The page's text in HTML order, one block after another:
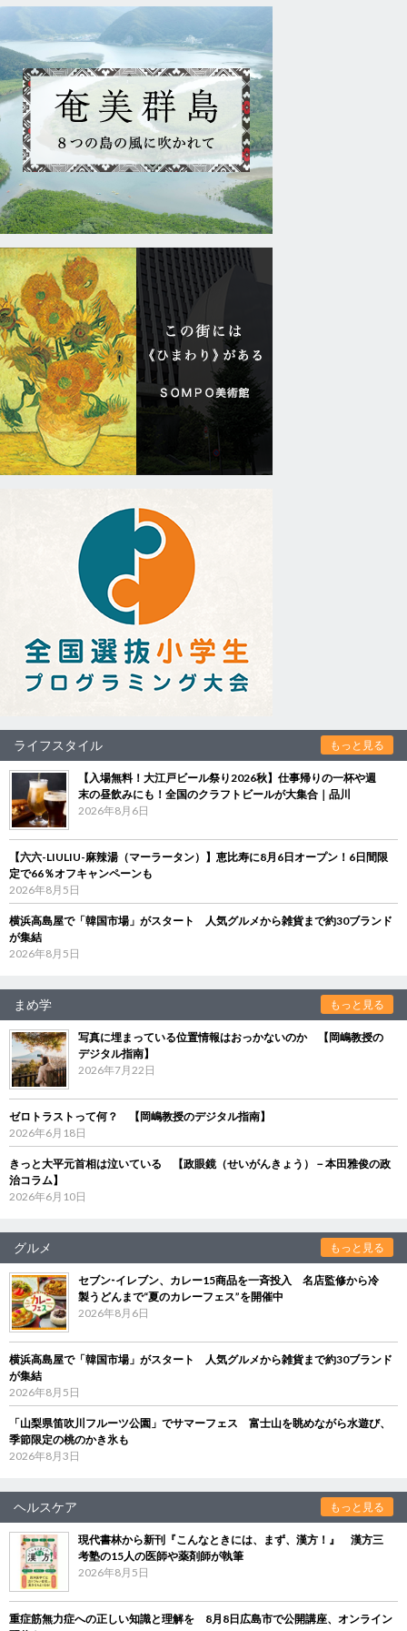
ライフスタイル もっと見る
【入場無料！大江戸ビール祭り2026秋】仕事帰りの一杯や週
末の昼飲みにも！全国のクラフトビールが大集合｜品川
2026年8月6日
【六六-LIULIU-麻辣湯（マーラータン）】恵比寿に8月6日オープン！6日間限
定で66％オフキャンペーンも
2026年8月5日
横浜高島屋で「韓国市場」がスタート 人気グルメから雑貨まで約30ブランド
が集結
2026年8月5日
まめ学 もっと見る
写真に埋まっている位置情報はおっかないのか 【岡嶋教授の
デジタル指南】
2026年7月22日
ゼロトラストって何？ 【岡嶋教授のデジタル指南】
2026年6月18日
きっと大平元首相は泣いている 【政眼鏡（せいがんきょう）－本田雅俊の政
治コラム】
2026年6月10日
グルメ もっと見る
セブン‐イレブン、カレー15商品を一斉投入 名店監修から冷
製うどんまで“夏のカレーフェス”を開催中
2026年8月6日
横浜高島屋で「韓国市場」がスタート 人気グルメから雑貨まで約30ブランド
が集結
2026年8月5日
「山梨県笛吹川フルーツ公園」でサマーフェス 富士山を眺めながら水遊び、
季節限定の桃のかき氷も
2026年8月3日
ヘルスケア もっと見る
現代書林から新刊『こんなときには、まず、漢方！』 漢方三
考塾の15人の医師や薬剤師が執筆
2026年8月5日
重症筋無力症への正しい知識と理解を 8月8日広島市で公開講座、オンライン